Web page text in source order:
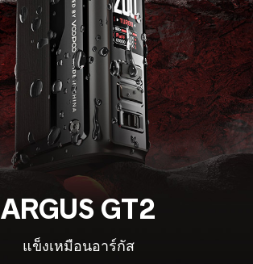
ARGUS GT2
แข็งเหมือนอาร์กัส